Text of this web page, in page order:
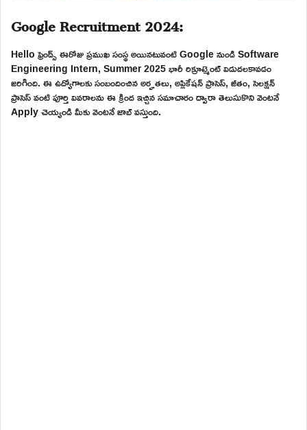
Google Recruitment 2024:
Hello ఫ్రెండ్స్ ఈరోజు ప్రముఖ సంస్థ అయినటువంటి Google నుండి Software
Engineering Intern, Summer 2025 భారీ రిక్రూట్మెంట్ విడుదలకావడం
జరిగింది. ఈ ఉద్యోగాలకు సంబందించిన అర్హతలు, అప్లికేషన్ ప్రాసెస్, జీతం, సెలక్షన్
ప్రాసెస్ వంటి పూర్తి వివరాలను ఈ క్రింద ఇచ్చిన సమాచారం ద్వారా తెలుసుకొని వెంటనే
Apply చెయ్యండి మీకు వెంటనే జాబ్ వస్తుంది.